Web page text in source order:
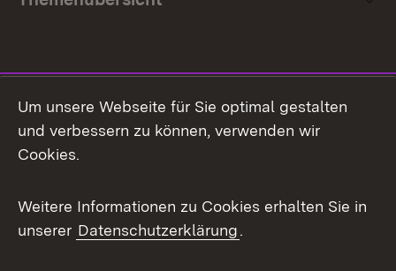
Facebook
X / Twitter
Youtube
Um unsere Webseite für Sie optimal gestalten
und verbessern zu können, verwenden wir
Cookies.
Weitere Informationen zu Cookies erhalten Sie in
unserer Datenschutzerklärung.